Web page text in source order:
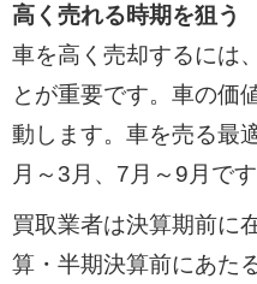
高く売れる時期を狙う
車を高く売却するには
とが重要です。車の価
動します。車を売る最
月～3月、7月～9月です
買取業者は決算期前に
算・半期決算前にあた